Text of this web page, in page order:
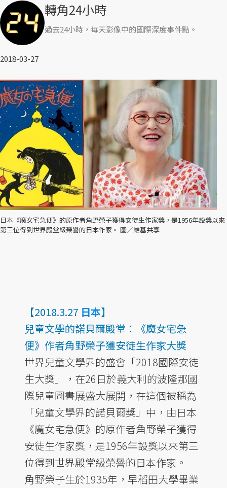
轉角24小時
過去24小時，每天影像中的國際深度事件點。
2018-03-27
日本《魔女宅急便》的原作者角野榮子獲得安徒生作家獎，是1956年設獎以來
第三位得到世界殿堂級榮譽的日本作家。 圖／維基共享
【2018.3.27 日本】
兒童文學的諾貝爾殿堂：《魔女宅急
便》作者角野榮子獲安徒生作家大獎
世界兒童文學界的盛會「2018國際安徒
生大獎」，在26日於義大利的波隆那國
際兒童圖書展盛大展開，在這個被稱為
「兒童文學界的諾貝爾獎」中，由日本
《魔女宅急便》的原作者角野榮子獲得
安徒生作家獎，是1956年設獎以來第三
位得到世界殿堂級榮譽的日本作家。
角野榮子生於1935年，早稻田大學畢業